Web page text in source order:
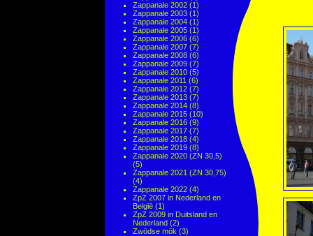
Zappanale 2002 (1)
Zappanale 2003 (1)
Zappanale 2004 (1)
Zappanale 2005 (1)
Zappanale 2006 (6)
Zappanale 2007 (7)
Zappanale 2008 (6)
Zappanale 2009 (7)
Zappanale 2010 (5)
Zappanale 2011 (6)
Zappanale 2012 (7)
Zappanale 2013 (7)
Zappanale 2014 (8)
Zappanale 2015 (10)
Zappanale 2016 (9)
Zappanale 2017 (7)
Zappanale 2018 (4)
Zappanale 2019 (8)
Zappanale 2020 (ZN 30,5)
(5)
Zappanale 2021 (ZN 30,75)
(4)
Zappanale 2022 (4)
ZpZ 2007 in Nederland en
België (1)
ZpZ 2009 in Duitsland en
Nederland (2)
Zwödse mök (3)